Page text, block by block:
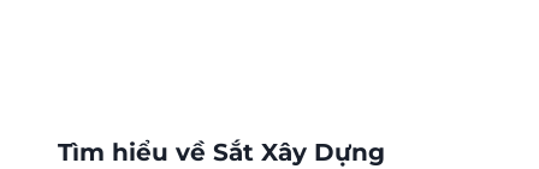
Tìm hiểu về Sắt Xây Dựng